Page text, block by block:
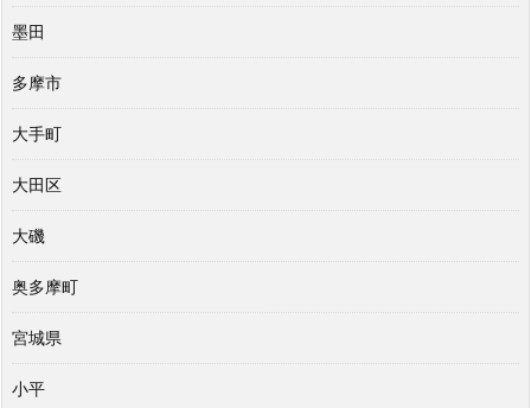
墨田
多摩市
大手町
大田区
大磯
奥多摩町
宮城県
小平